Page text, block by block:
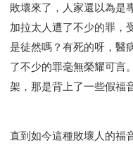
敗壞來了，人家還以為是
加拉太人遭了不少的罪，
是徒然嗎？有死的呀，醫
了不少的罪毫無榮耀可言
架，那是背上了一些假福
直到如今這種敗壞人的福